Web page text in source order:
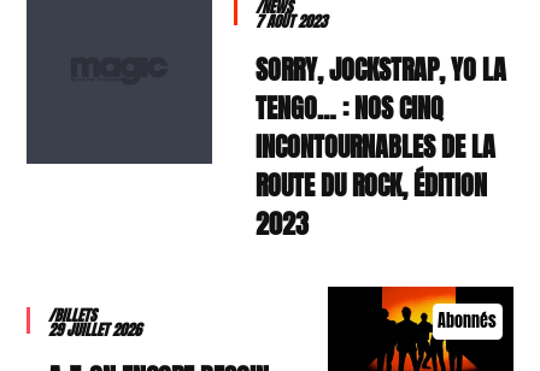
/NEWS
7 AOÛT 2023
SORRY, JOCKSTRAP, YO LA
TENGO… : NOS CINQ
INCONTOURNABLES DE LA
ROUTE DU ROCK, ÉDITION
2023
Abonnés
/BILLETS
29 JUILLET 2026